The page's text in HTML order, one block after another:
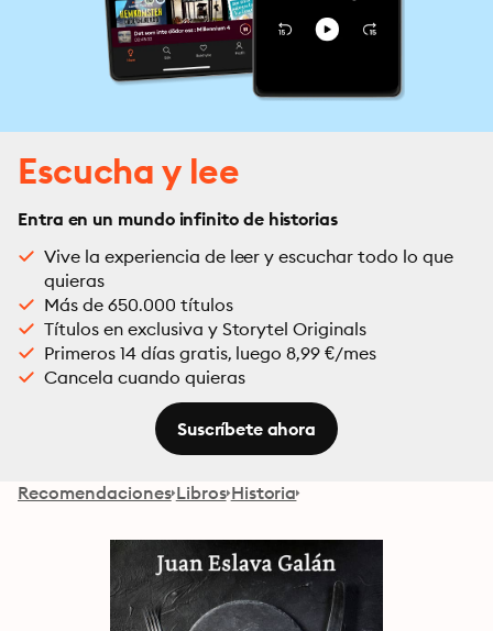
Escucha y lee
Entra en un mundo infinito de historias
Vive la experiencia de leer y escuchar todo lo que
quieras
Más de 650.000 títulos
Títulos en exclusiva y Storytel Originals
Primeros 14 días gratis, luego 8,99 €/mes
Cancela cuando quieras
Suscríbete ahora
Recomendaciones Libros Historia